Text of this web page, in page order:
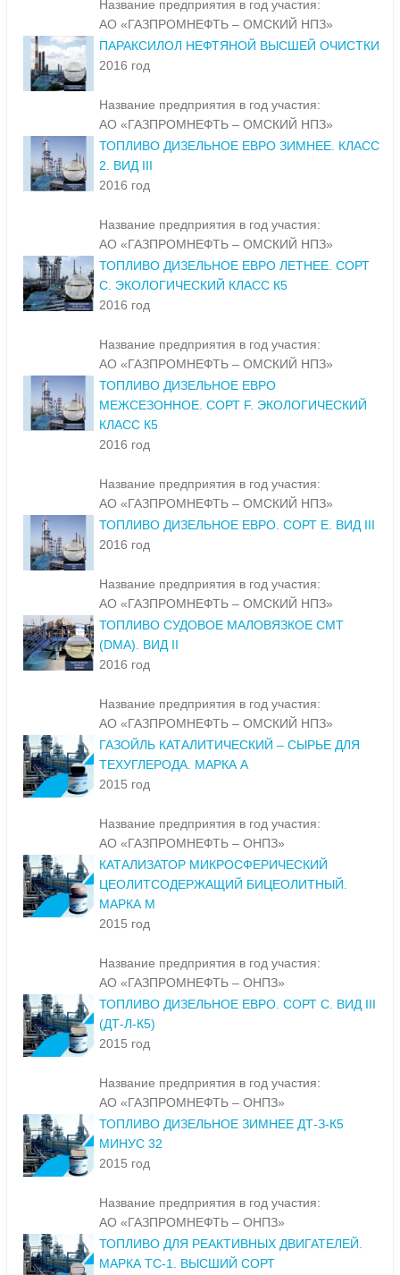
Название предприятия в год участия:
АО «ГАЗПРОМНЕФТЬ – ОМСКИЙ НПЗ»
ПАРАКСИЛОЛ НЕФТЯНОЙ ВЫСШЕЙ ОЧИСТКИ
2016 год
Название предприятия в год участия:
АО «ГАЗПРОМНЕФТЬ – ОМСКИЙ НПЗ»
ТОПЛИВО ДИЗЕЛЬНОЕ ЕВРО ЗИМНЕЕ. КЛАСС
2. ВИД III
2016 год
Название предприятия в год участия:
АО «ГАЗПРОМНЕФТЬ – ОМСКИЙ НПЗ»
ТОПЛИВО ДИЗЕЛЬНОЕ ЕВРО ЛЕТНЕЕ. СОРТ
С. ЭКОЛОГИЧЕСКИЙ КЛАСС К5
2016 год
Название предприятия в год участия:
АО «ГАЗПРОМНЕФТЬ – ОМСКИЙ НПЗ»
ТОПЛИВО ДИЗЕЛЬНОЕ ЕВРО
МЕЖСЕЗОННОЕ. СОРТ F. ЭКОЛОГИЧЕСКИЙ
КЛАСС К5
2016 год
Название предприятия в год участия:
АО «ГАЗПРОМНЕФТЬ – ОМСКИЙ НПЗ»
ТОПЛИВО ДИЗЕЛЬНОЕ ЕВРО. СОРТ Е. ВИД III
2016 год
Название предприятия в год участия:
АО «ГАЗПРОМНЕФТЬ – ОМСКИЙ НПЗ»
ТОПЛИВО СУДОВОЕ МАЛОВЯЗКОЕ СМТ
(DMA). ВИД II
2016 год
Название предприятия в год участия:
АО «ГАЗПРОМНЕФТЬ – ОМСКИЙ НПЗ»
ГАЗОЙЛЬ КАТАЛИТИЧЕСКИЙ – СЫРЬЕ ДЛЯ
ТЕХУГЛЕРОДА. МАРКА А
2015 год
Название предприятия в год участия:
АО «ГАЗПРОМНЕФТЬ – ОНПЗ»
КАТАЛИЗАТОР МИКРОСФЕРИЧЕСКИЙ
ЦЕОЛИТСОДЕРЖАЩИЙ БИЦЕОЛИТНЫЙ.
МАРКА М
2015 год
Название предприятия в год участия:
АО «ГАЗПРОМНЕФТЬ – ОНПЗ»
ТОПЛИВО ДИЗЕЛЬНОЕ ЕВРО. СОРТ С. ВИД III
(ДТ-Л-К5)
2015 год
Название предприятия в год участия:
АО «ГАЗПРОМНЕФТЬ – ОНПЗ»
ТОПЛИВО ДИЗЕЛЬНОЕ ЗИМНЕЕ ДТ-З-К5
МИНУС 32
2015 год
Название предприятия в год участия:
АО «ГАЗПРОМНЕФТЬ – ОНПЗ»
ТОПЛИВО ДЛЯ РЕАКТИВНЫХ ДВИГАТЕЛЕЙ.
МАРКА ТС-1. ВЫСШИЙ СОРТ